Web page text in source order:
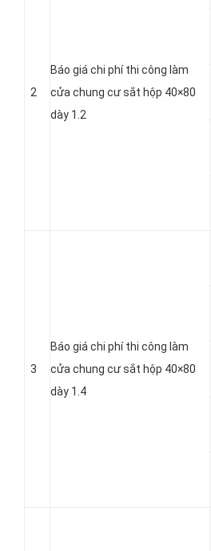
2
Báo giá chi phí thi công làm
cửa chung cư sắt hộp 40×80
dày 1.2
3
Báo giá chi phí thi công làm
cửa chung cư sắt hộp 40×80
dày 1.4